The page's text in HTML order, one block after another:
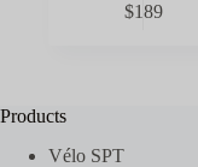
$189
Products
Vélo SPT